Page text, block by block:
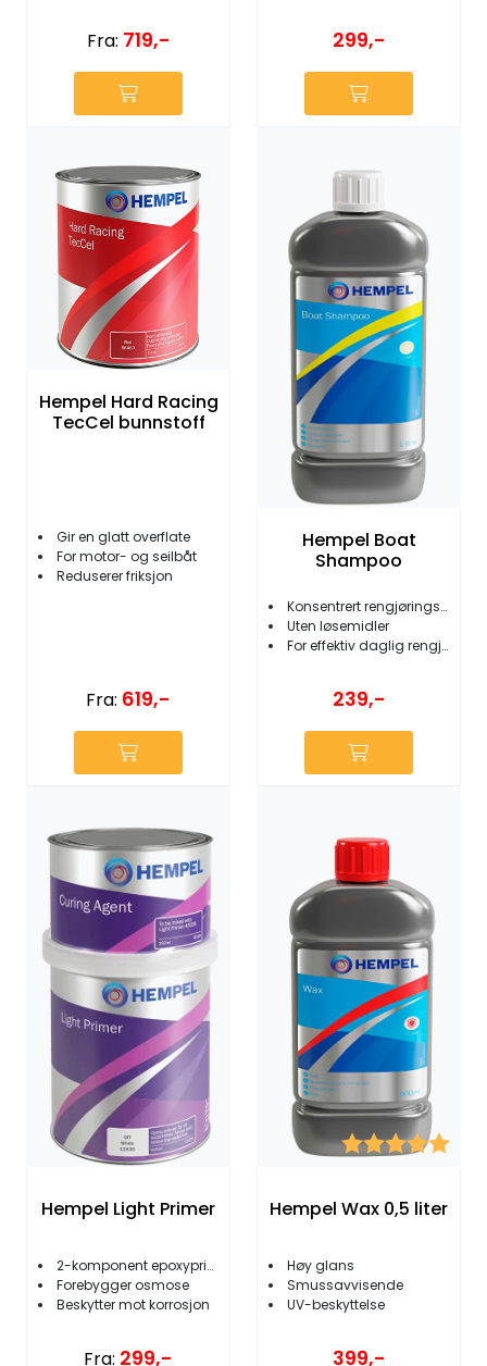
Fra: 719,- 299,-
Hempel Hard Racing
TecCel bunnstoff
Gir en glatt overflate
For motor- og seilbåt
Reduserer friksjon
Fra: 619,-
Hempel Boat
Shampoo
Konsentrert rengjøringsmiddel
Uten løsemidler
For effektiv daglig rengjøring
239,-
Hempel Light Primer
2-komponent epoxyprimer
Forebygger osmose
Beskytter mot korrosjon
Fra: 299,-
Karakter:
Hempel Wax 0,5 liter
Høy glans
Smussavvisende
UV-beskyttelse
399,-